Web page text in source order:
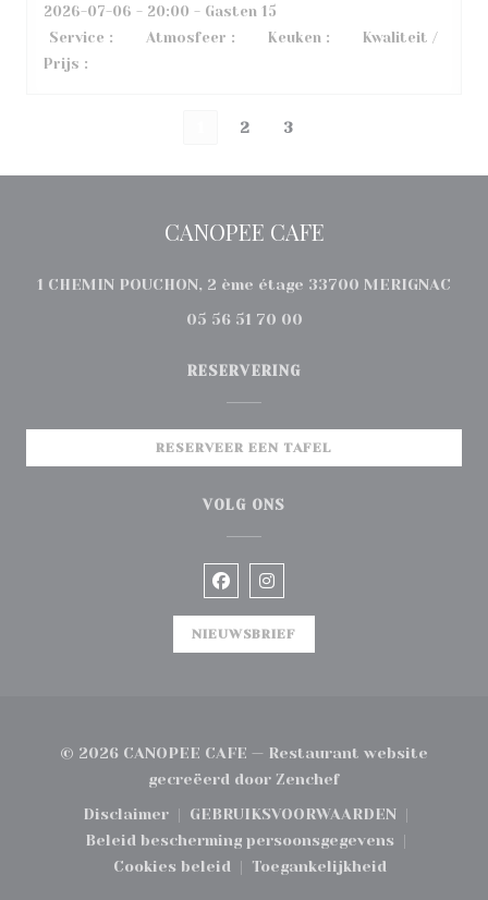
2026-07-06 - 20:00 - Gasten 15
Service : Atmosfeer : Keuken :
Kwaliteit /
Prijs :
2 3
CANOPEE CAFE
1 CHEMIN POUCHON, 2 ème étage 33700 MERIGNAC
05 56 51 70 00
RESERVERING
RESERVEER EEN TAFEL
VOLG ONS
Facebook ((opent in een
Instagram ((opent in
NIEUWSBRIEF
© 2026 CANOPEE CAFE — Restaurant website
gecreëerd door Zenchef((opent in een
Disclaimer
((opent in een nieuw venster))
GEBRUIKSVOORWAARDEN
((opent in een nieuw
Beleid bescherming persoonsgegevens
((opent in een nieuw venster))
Cookies beleid
((opent in een nieuw venster))
Toegankelijkheid
((opent in een nieuw